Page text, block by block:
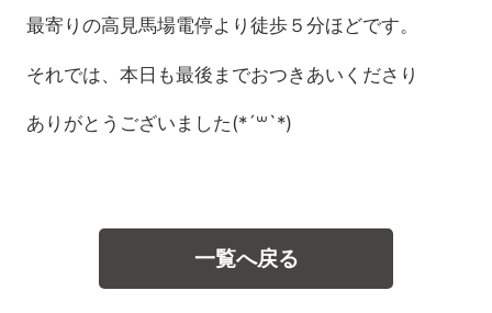
最寄りの高見馬場電停より徒歩５分ほどです。
それでは、本日も最後までおつきあいくださり
ありがとうございました(*´꒳`*)
一覧へ戻る